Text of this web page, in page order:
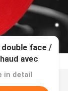
double face /
avec
in detail